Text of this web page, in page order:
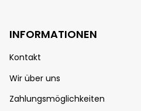
INFORMATIONEN
Kontakt
Wir über uns
Zahlungsmöglichkeiten